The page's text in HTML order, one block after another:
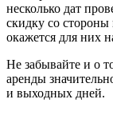
несколько дат
скидку со стороны
окажется для них
Не забывайте и о
аренды
и выходных дней.